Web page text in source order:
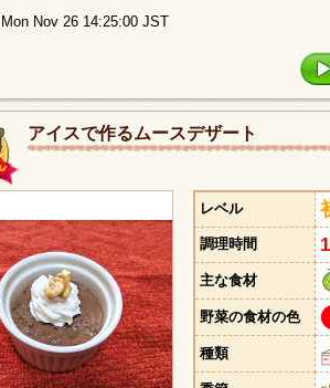
Mon Nov 26 14:25:00 JST
アイスで作るムースデザート
レベル
調理時間
主な食材
野菜の食材の色
種類